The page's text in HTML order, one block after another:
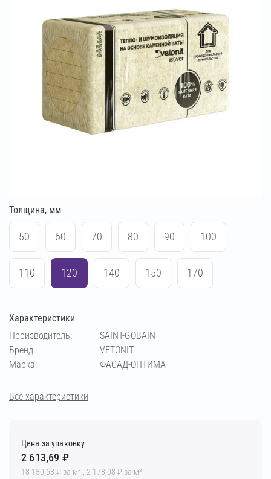
Толщина, мм
50 60 70 80 90 100
110 120 140 150 170
Характеристики
Производитель:
SAINT-GOBAIN
Бренд:
VETONIT
Марка:
ФАСАД-ОПТИМА
Все характеристики
Цена за упаковку
2 613,69 ₽
18 150,63 ₽ за м³ , 2 178,08 ₽ за м²